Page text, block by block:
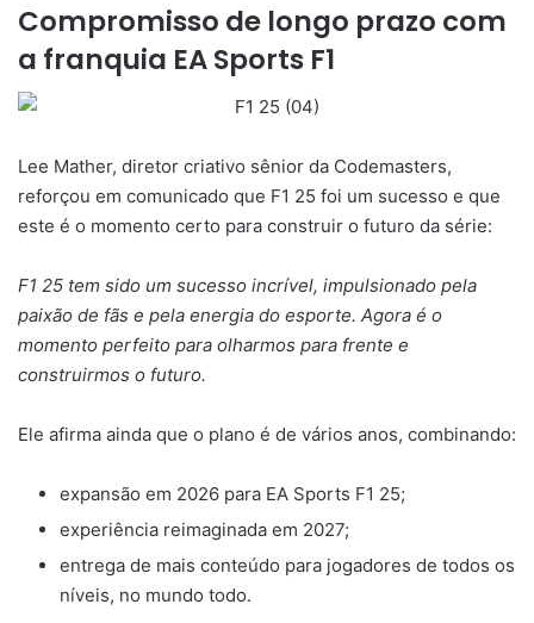
Compromisso de longo prazo com
a franquia EA Sports F1
Lee Mather, diretor criativo sênior da Codemasters,
reforçou em comunicado que F1 25 foi um sucesso e que
este é o momento certo para construir o futuro da série:
F1 25 tem sido um sucesso incrível, impulsionado pela
paixão de fãs e pela energia do esporte. Agora é o
momento perfeito para olharmos para frente e
construirmos o futuro.
Ele afirma ainda que o plano é de vários anos, combinando:
expansão em 2026 para EA Sports F1 25;
experiência reimaginada em 2027;
entrega de mais conteúdo para jogadores de todos os
níveis, no mundo todo.